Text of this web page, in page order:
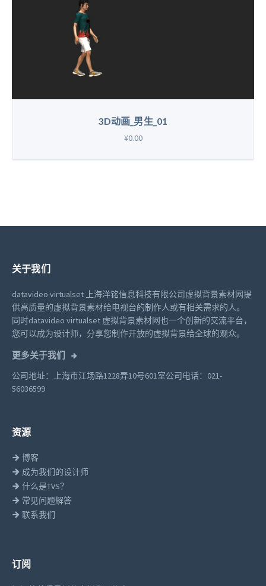
3D动画_男生_01
¥0.00
关于我们
datavideo virtualset 上海洋铭信息科技有限公司虚拟背景素材网提
供高质量的虚拟背景素材给电视台的制作人或有相关需求的人。
同时datavideo virtualset 虚拟背景素材网也一个创新的交流平台，
您可以成为设计师，分享您制作开放的虚拟背景给全球的观众。
更多关于我们
公司地址：上海市江场路1228弄10号601室公司电话：021-
56036599
资源
博客
成为我们的设计师
什么是TVS？
常见问题解答
联系我们
订阅